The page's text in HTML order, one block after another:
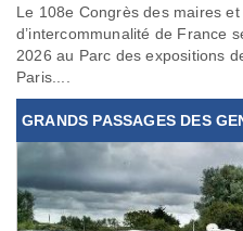
Le 108e Congrès des maires
d’intercommunalité de France
2026 au Parc des expositions
Paris....
GRANDS PASSAGES DES